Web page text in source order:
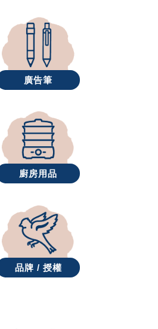
廣告筆
廚房用品
品牌 / 授權